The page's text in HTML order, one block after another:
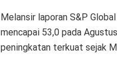
Melansir laporan S&P
mencapai 53,0 pada
peningkatan terkuat sejak